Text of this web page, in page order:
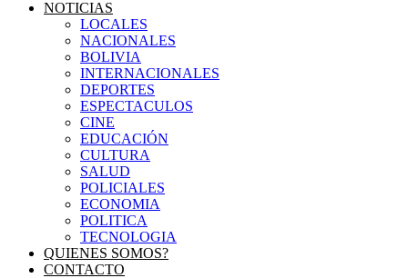
NOTICIAS
LOCALES
NACIONALES
BOLIVIA
INTERNACIONALES
DEPORTES
ESPECTACULOS
CINE
EDUCACIÓN
CULTURA
SALUD
POLICIALES
ECONOMIA
POLITICA
TECNOLOGIA
QUIENES SOMOS?
CONTACTO